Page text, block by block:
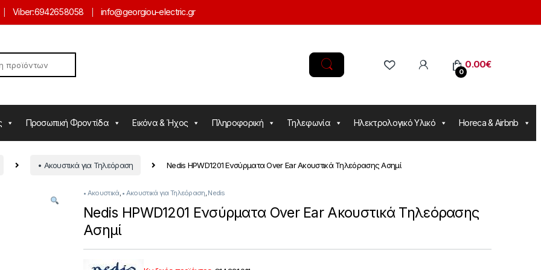
Viber:6942658058 info@georgiou-electric.gr
0
0.00€
Προσωπική Φροντίδα Εικόνα & Ήχος Πληροφορική Τηλεφωνία Ηλεκτρολογικό Υλικό Horeca & Airbnb
• Ακουστικά για Τηλεόραση Nedis HPWD1201 Ενσύρματα Over Ear Ακουστικά Τηλεόρασης Ασημί
• Ακουστικά, • Ακουστικά για Τηλεόραση Nedis
Nedis HPWD1201 Ενσύρματα Over Ear Ακουστικά Τηλεόρασης
Ασημί